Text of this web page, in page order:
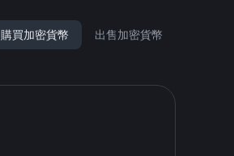
購買加密貨幣 出售加密貨幣